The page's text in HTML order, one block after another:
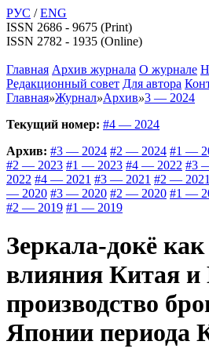
РУС /ENG
ISSN 2686 - 9675 (Print)
ISSN 2782 - 1935 (Online)
Главная Архив журнала О журнале
Редакционный совет Для автора
Главная»Журнал»Архив»3 — 2024
Текущий номер: #4 — 2024
Архив: #3 — 2024 #2 — 2024 #1 —
#2 — 2023 #1 — 2023 #4 — 2022 #3
2022 #4 — 2021 #3 — 2021 #2 — 2021
— 2020 #3 — 2020 #2 — 2020 #1 —
#2 — 2019 #1 — 2019
Зеркала-докё как
влияния Китая и
производство
Японии периода